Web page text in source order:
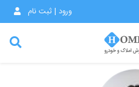
ورود | ثبت نام